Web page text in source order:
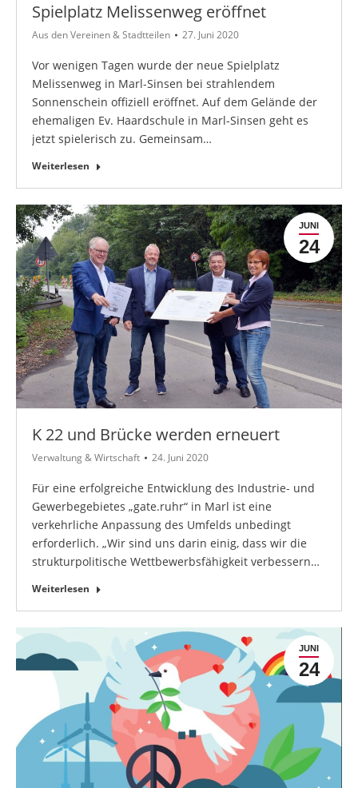
Spielplatz Melissenweg eröffnet
Aus den Vereinen & Stadtteilen 27. Juni 2020
Vor wenigen Tagen wurde der neue Spielplatz
Melissenweg in Marl-Sinsen bei strahlendem
Sonnenschein offiziell eröffnet. Auf dem Gelände der
ehemaligen Ev. Haardschule in Marl-Sinsen geht es
jetzt spielerisch zu. Gemeinsam…
Weiterlesen
JUNI
24
K 22 und Brücke werden erneuert
Verwaltung & Wirtschaft 24. Juni 2020
Für eine erfolgreiche Entwicklung des Industrie- und
Gewerbegebietes „gate.ruhr“ in Marl ist eine
verkehrliche Anpassung des Umfelds unbedingt
erforderlich. „Wir sind uns darin einig, dass wir die
strukturpolitische Wettbewerbsfähigkeit verbessern…
Weiterlesen
JUNI
24